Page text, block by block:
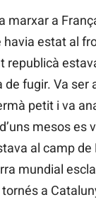
marxar a
havia estat al
republicà
de fugir. Va ser
petit i va
mesos es
al camp de
mundial
a